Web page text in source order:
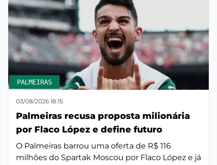
PALMEIRAS
03/08/2026 18:15
Palmeiras recusa proposta milionária
por Flaco López e define futuro
O Palmeiras barrou uma oferta de R$ 116
milhões do Spartak Moscou por Flaco López e já